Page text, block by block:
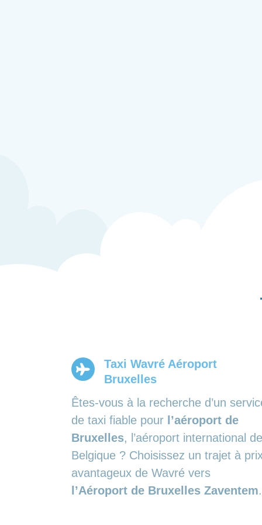
Taxi Wavré Aéroport
Bruxelles
Êtes-vous à la recherche d’un
de taxi fiable pour l’aéroport de
Bruxelles, l’aéroport international de
Belgique ? Choisissez un trajet à
avantageux de Wavré vers
l’Aéroport de Bruxelles Zaventem.